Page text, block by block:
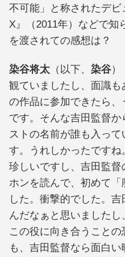
不可能」と称されたデ
X』（2011年）などで知
を渡されての感想は？
染谷将太 （以下、 染谷）
観ていましたし、面識
の作品に参加できたら
です。そんな吉田監督
ストの名前が誰も入っ
す。うれしかったです
珍しいですし、吉田監督
ホンを読んで、初めて
した。衝撃的でした。
んだなぁと思いました
この役に向き合うこと
も、吉田監督なら面白